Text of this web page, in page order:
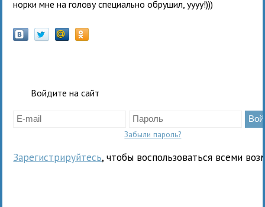
норки мне на голову специально обрушил, уууу!)))
Войдите на сайт
Забыли пароль?
Зарегистрируйтесь, чтобы воспользоваться всеми